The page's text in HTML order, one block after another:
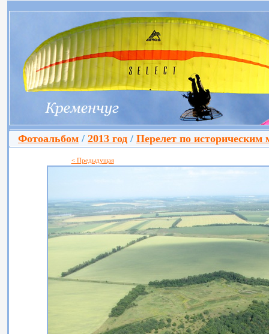
Фотоальбом / 2013 год / Перелет по историческим
< Предыдущая